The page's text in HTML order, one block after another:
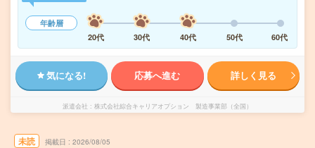
年齢層
20代
30代 40代 50代 60代
気になる! 応募へ進む 詳しく見る
派遣会社 株式会社綜合キャリアオプション 製造事業部（全国）
未読 掲載日 2026/08/05